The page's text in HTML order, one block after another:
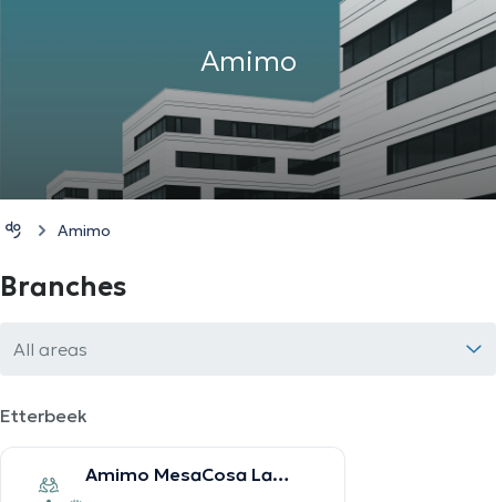
Amimo
Amimo
Branches
All areas
Etterbeek
Amimo MesaCosa La